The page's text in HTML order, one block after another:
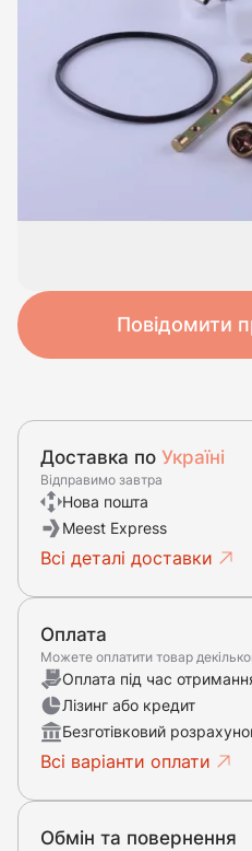
Повідомити
Доставка по Україні
Відправимо завтра
Нова пошта
Meest Express
Всі деталі доставки
Оплата
Можете оплатити товар
Оплата під час
Лізинг або кредит
Безготівковий
Всі варіанти оплати
Обмін та повернення